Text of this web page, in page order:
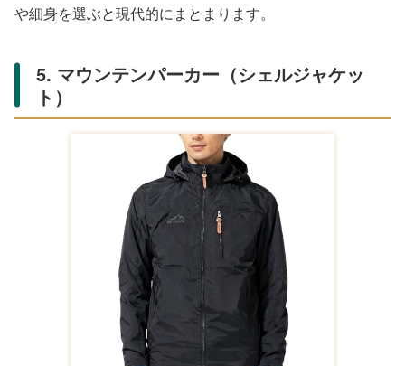
や細身を選ぶと現代的にまとまります。
5. マウンテンパーカー（シェルジャケッ
ト）